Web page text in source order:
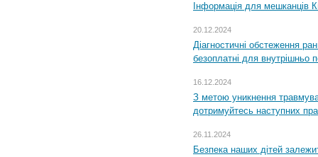
Інформація для мешканців
20.12.2024
Діагностичні обстеження
безоплатні для внутрішньо
16.12.2024
З метою уникнення
дотримуйтесь наступних
26.11.2024
Безпека наших дітей